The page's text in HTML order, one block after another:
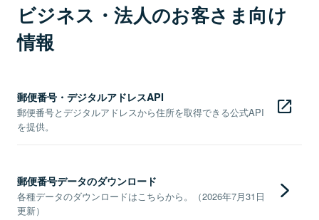
ビジネス・法人のお客さま向け
情報
郵便番号・デジタルアドレスAPI
郵便番号とデジタルアドレスから住所を取得できる公式API
を提供。
郵便番号データのダウンロード
各種データのダウンロードはこちらから。（2026年7月31日
更新）